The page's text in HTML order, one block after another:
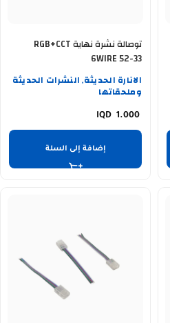
توصالة نشرة نهاية RGB+CCT
6WIRE 52-33
الانارة الحديثة, النشرات الحديثة
وملحقاتها
1.000
إضافة إلى السلة